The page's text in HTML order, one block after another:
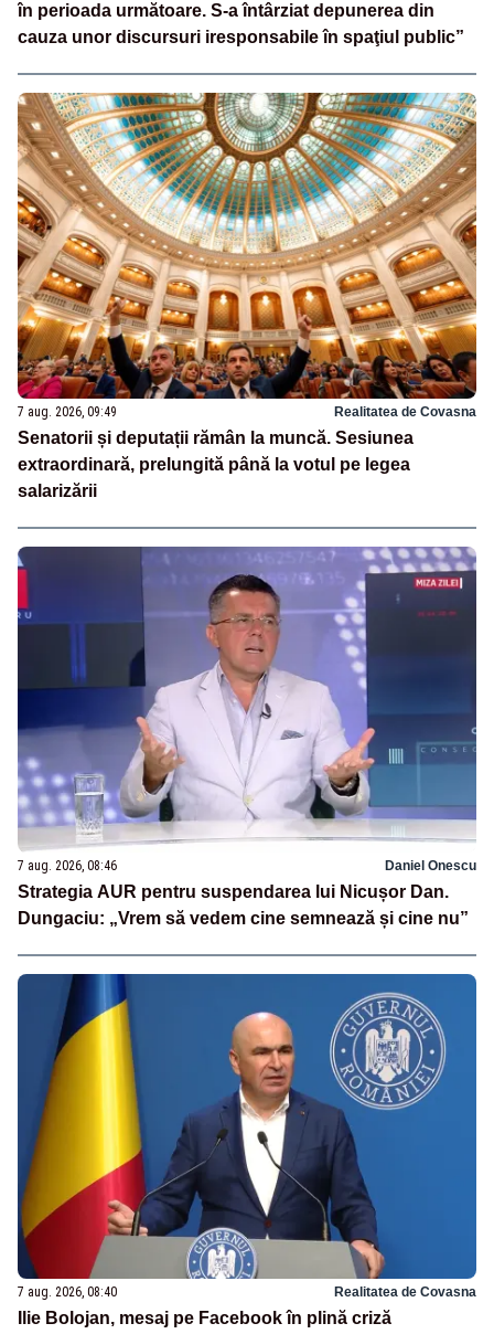
în perioada următoare. S-a întârziat depunerea din
cauza unor discursuri iresponsabile în spaţiul public”
7 aug. 2026, 09:49 Realitatea de Covasna
Senatorii și deputații rămân la muncă. Sesiunea
extraordinară, prelungită până la votul pe legea
salarizării
7 aug. 2026, 08:46 Daniel Onescu
Strategia AUR pentru suspendarea lui Nicușor Dan.
Dungaciu: „Vrem să vedem cine semnează și cine nu”
7 aug. 2026, 08:40 Realitatea de Covasna
Ilie Bolojan, mesaj pe Facebook în plină criză